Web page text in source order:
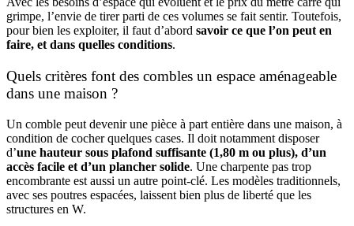
grimpe, l’envie de tirer parti de ces volumes se fait sentir. Toutefois,
pour bien les exploiter, il faut d’abord savoir ce que l’on peut en
faire, et dans quelles conditions.
Quels critères font des combles un espace aménageable
dans une maison ?
Un comble peut devenir une pièce à part entière dans une maison, à
condition de cocher quelques cases. Il doit notamment disposer
d’une hauteur sous plafond suffisante (1,80 m ou plus), d’un
accès facile et d’un plancher solide. Une charpente pas trop
encombrante est aussi un autre point-clé. Les modèles traditionnels,
avec ses poutres espacées, laissent bien plus de liberté que les
structures en W.